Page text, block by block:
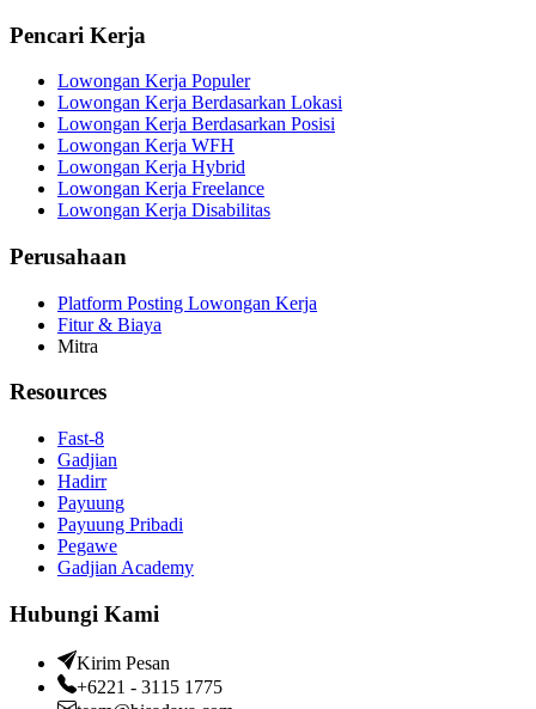
Pencari Kerja
Lowongan Kerja Populer
Lowongan Kerja Berdasarkan Lokasi
Lowongan Kerja Berdasarkan Posisi
Lowongan Kerja WFH
Lowongan Kerja Hybrid
Lowongan Kerja Freelance
Lowongan Kerja Disabilitas
Perusahaan
Platform Posting Lowongan Kerja
Fitur & Biaya
Mitra
Resources
Fast-8
Gadjian
Hadirr
Payuung
Payuung Pribadi
Pegawe
Gadjian Academy
Hubungi Kami
Kirim Pesan
+6221 - 3115 1775